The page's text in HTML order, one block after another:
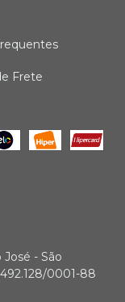
Frete
José - São
0001-88